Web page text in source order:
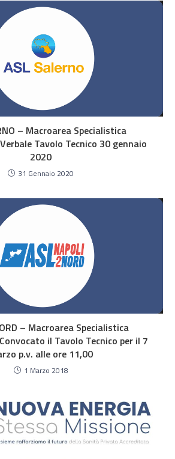
– Macroarea Specialistica
Tavolo Tecnico 30 gennaio
2020
31 Gennaio 2020
– Macroarea Specialistica
il Tavolo Tecnico per il 7
p.v. alle ore 11,00
1 Marzo 2018